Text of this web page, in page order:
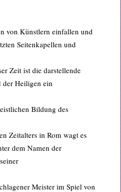
von Künstlern einfallen und
Seitenkapellen und
Zeit ist die darstellende
der Heiligen ein
Bildung des
Zeitalters in Rom wagt es
dem Namen der
Meister im Spiel von